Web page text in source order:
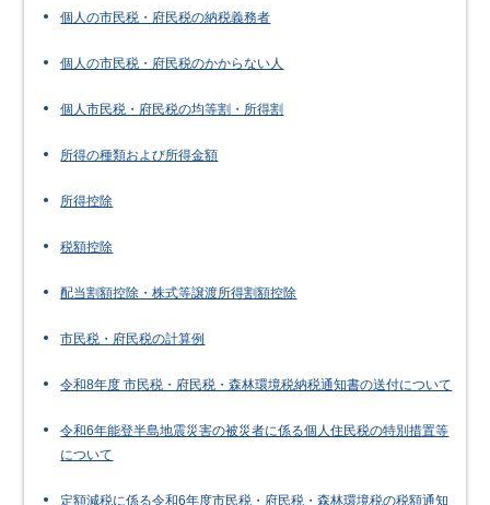
個人の市民税・府民税の納税義務者
個人の市民税・府民税のかからない人
個人市民税・府民税の均等割・所得割
所得の種類および所得金額
所得控除
税額控除
配当割額控除・株式等譲渡所得割額控除
市民税・府民税の計算例
令和8年度 市民税・府民税・森林環境税納税通知書の送付について
令和6年能登半島地震災害の被災者に係る個人住民税の特別措置等
について
定額減税に係る令和6年度市民税・府民税・森林環境税の税額通知